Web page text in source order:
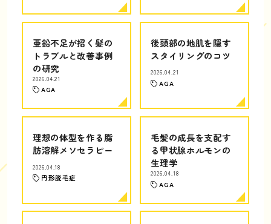
亜鉛不足が招く髪の
トラブルと改善事例
の研究
2026.04.21
AGA
後頭部の地肌を隠す
スタイリングのコツ
2026.04.21
AGA
理想の体型を作る脂
肪溶解メソセラピー
2026.04.18
円形脱毛症
毛髪の成長を支配す
る甲状腺ホルモンの
生理学
2026.04.18
AGA